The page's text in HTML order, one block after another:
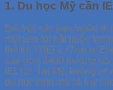
1. Du học Mỹ cần
Đối với các bạn muốn đi
một yếu tốt bắt buộc
thể thi TOEFL (Test of
nay hơn 3400 trường
IELTS. Tại Mỹ, không
du học sinh mà sẽ tùy